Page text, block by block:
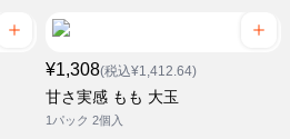
¥1,308(税込¥1,412.64)
甘さ実感 もも 大玉
1パック 2個入